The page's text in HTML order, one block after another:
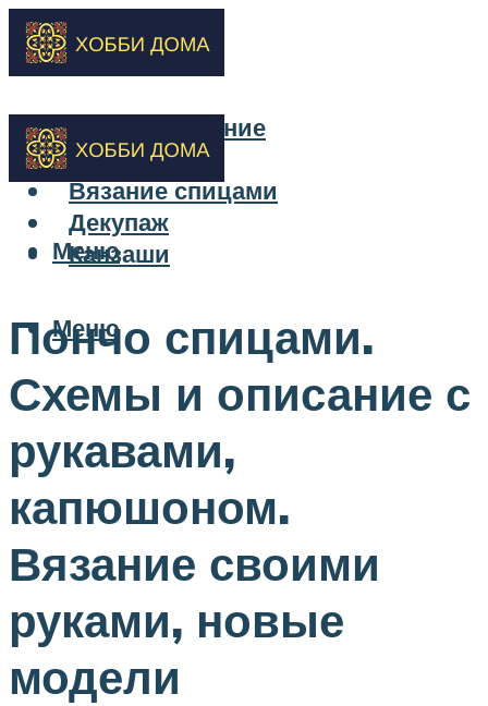
Бисероплетение
Вышивка
Вязание спицами
Декупаж
Канзаши
Меню
Меню
Пончо спицами.
Схемы и описание с
рукавами,
капюшоном.
Вязание своими
руками, новые
модели